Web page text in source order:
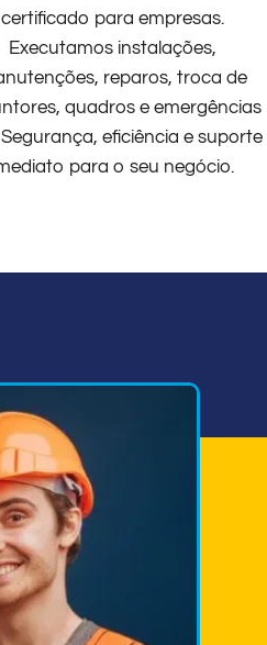
certificado para empresas.
Executamos instalações,
reparos, troca de
quadros e emergências
Segurança, eficiência e suporte
para o seu negócio.